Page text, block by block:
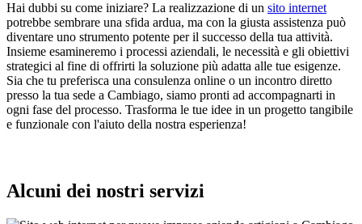
Hai dubbi su come iniziare? La realizzazione di un sito internet
potrebbe sembrare una sfida ardua, ma con la giusta assistenza può
diventare uno strumento potente per il successo della tua attività.
Insieme esamineremo i processi aziendali, le necessità e gli obiettivi
strategici al fine di offrirti la soluzione più adatta alle tue esigenze.
Sia che tu preferisca una consulenza online o un incontro diretto
presso la tua sede a Cambiago, siamo pronti ad accompagnarti in
ogni fase del processo. Trasforma le tue idee in un progetto tangibile
e funzionale con l'aiuto della nostra esperienza!
Alcuni dei nostri servizi